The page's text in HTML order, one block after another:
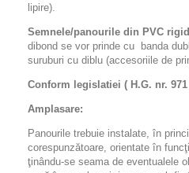
lipire).
Semnele/panourile din PVC rigid
dibond se vor prinde cu banda
suruburi cu diblu (accesoriile de
Conform legislatiei ( H.G. nr. 971
Amplasare:
Panourile trebuie instalate, în
corespunzătoare, orientate în
ţinându-se seama de eventualele